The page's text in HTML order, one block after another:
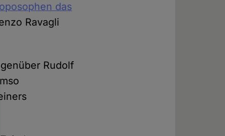
das
Ravagli
Rudolf